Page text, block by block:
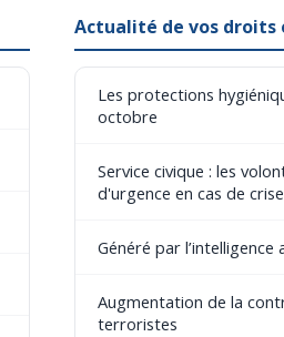
Actualité de vos droits
Les protections
octobre
Service civique : les
d'urgence en cas de
Généré par
Augmentation de la
terroristes